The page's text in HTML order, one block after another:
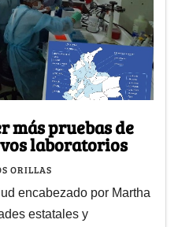
más pruebas de
laboratorios
ORILLAS
encabezado por Martha
estatales y